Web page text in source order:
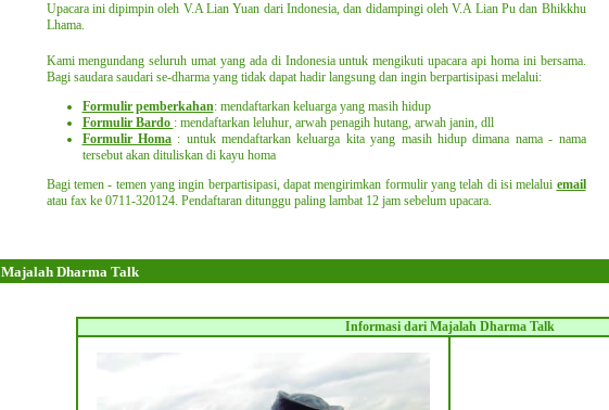
Upacara ini dipimpin oleh V.A Lian Yuan dari Indonesia, dan didampingi oleh V.A Lian Pu dan Bhikkhu
Lhama.
Kami mengundang seluruh umat yang ada di Indonesia untuk mengikuti upacara api homa ini bersama.
Bagi saudara saudari se-dharma yang tidak dapat hadir langsung dan ingin berpartisipasi melalui:
Formulir pemberkahan: mendaftarkan keluarga yang masih hidup
Formulir Bardo : mendaftarkan leluhur, arwah penagih hutang, arwah janin, dll
Formulir Homa: untuk mendaftarkan keluarga kita yang masih hidup dimana nama - nama
tersebut akan dituliskan di kayu homa
Bagi temen - temen yang ingin berpartisipasi, dapat mengirimkan formulir yang telah di isi melalui email
atau fax ke 0711-320124. Pendaftaran ditunggu paling lambat 12 jam sebelum upacara.
Majalah Dharma Talk
Informasi dari Majalah Dharma Talk